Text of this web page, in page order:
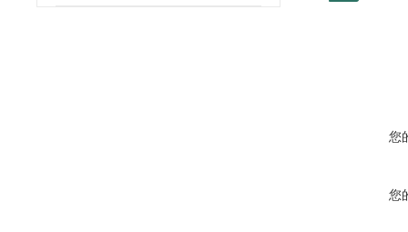
您
您